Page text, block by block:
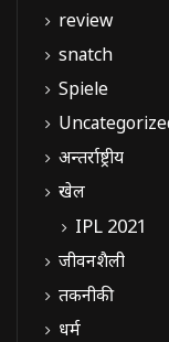
review
snatch
Spiele
अन्तर्राष्ट्रीय
खेल
IPL 2021
जीवनशैली
तकनीकी
धर्म